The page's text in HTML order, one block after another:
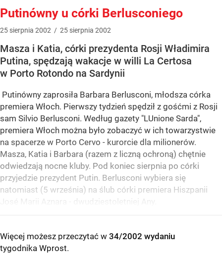
Putinówny u córki Berlusconiego
25 sierpnia 2002 / 25 sierpnia 2002
Masza i Katia, córki prezydenta Rosji Władimira
Putina, spędzają wakacje w willi La Certosa
w Porto Rotondo na Sardynii
Putinówny zaprosiła Barbara Berlusconi, młodsza córka
premiera Włoch. Pierwszy tydzień spędził z gośćmi z Rosji
sam Silvio Berlusconi. Według gazety "LUnione Sarda",
premiera Włoch można było zobaczyć w ich towarzystwie
na spacerze w Porto Cervo - kurorcie dla milionerów.
Masza, Katia i Barbara (razem z liczną ochroną) chętnie
odwiedzają nocne kluby. Pod koniec sierpnia po córki
przyjedzie prezydent Putin. Berlusconi wybiera się
natomiast (5 września) na ślub córki premiera Hiszpanii
José Marii Aznara - dwudziestoletniej Any.
Więcej możesz przeczytać w 34/2002 wydaniu
tygodnika Wprost.